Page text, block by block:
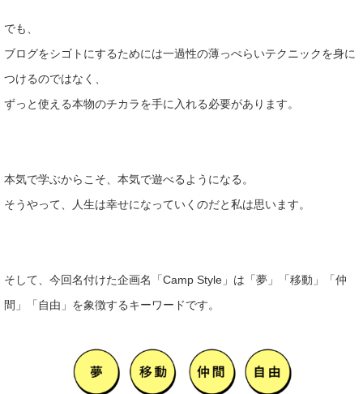
でも、
ブログをシゴトにするためには一過性の薄っぺらいテクニッ クを身に
つけるのではなく、
ずっと使える本物のチカラを手に入れる必要があります。
本気で学ぶからこそ、本気で遊べるようになる。
そうやって、人生は幸せになっていくのだと私は思います。
そして、今回名付けた企画名「Camp Style」は「夢」「移動」「仲
間」「自由」を象徴するキーワ ードです。